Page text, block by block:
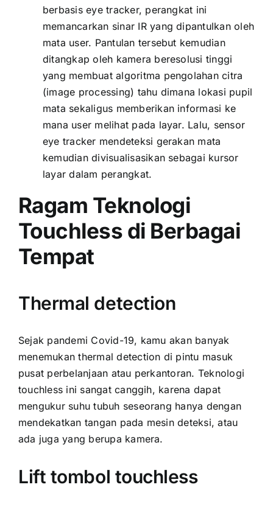
berbasis eye tracker, perangkat ini
memancarkan sinar IR yang dipantulkan oleh
mata user. Pantulan tersebut kemudian
ditangkap oleh kamera beresolusi tinggi
yang membuat algoritma pengolahan citra
(image processing) tahu dimana lokasi pupil
mata sekaligus memberikan informasi ke
mana user melihat pada layar. Lalu, sensor
eye tracker mendeteksi gerakan mata
kemudian divisualisasikan sebagai kursor
layar dalam perangkat.
Ragam Teknologi
Touchless di Berbagai
Tempat
Thermal detection
Sejak pandemi Covid-19, kamu akan banyak
menemukan thermal detection di pintu masuk
pusat perbelanjaan atau perkantoran. Teknologi
touchless ini sangat canggih, karena dapat
mengukur suhu tubuh seseorang hanya dengan
mendekatkan tangan pada mesin deteksi, atau
ada juga yang berupa kamera.
Lift tombol touchless